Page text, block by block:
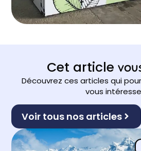
Cet article
Découvrez ces articles qui
vous
Voir tous nos articles